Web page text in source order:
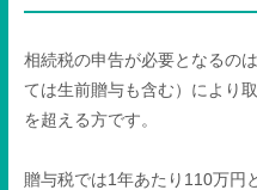
相続税の申告が必要となるの
ては生前贈与も含む）により
を超える方です。
贈与税では1年あたり 110万円